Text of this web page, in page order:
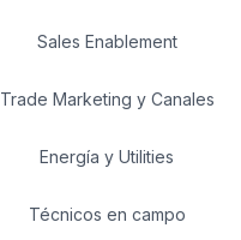
Sales Enablement
Trade Marketing y Canales
Energía y Utilities
Técnicos en campo